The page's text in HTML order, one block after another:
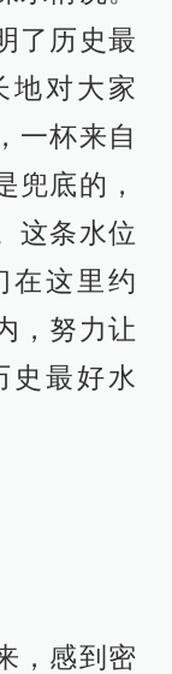
了历史最
地对大家
一杯来自
兜底的，
这条水位
在这里约
，努力让
史最好水
，感到密